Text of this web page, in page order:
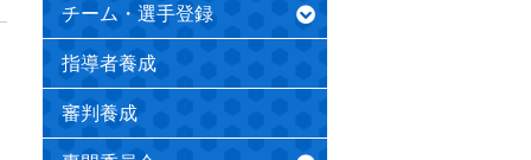
チーム・選手登録
指導者養成
審判養成